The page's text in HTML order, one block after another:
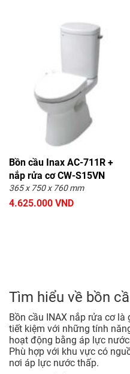
Bồn cầu Inax AC-711R +
nắp rửa cơ CW-S15VN
365 x 750 x 760 mm
4.625.000 VND
Tìm hiểu về bồn
Bồn cầu INAX nắp rửa cơ
tiết kiệm với những tính
hoạt động bằng áp lực
Phù hợp với khu vực có
nơi áp lực nước thấp.